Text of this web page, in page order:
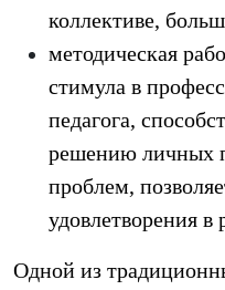
коллективе,
методическая
стимула в
педагога,
решению личных
проблем,
удовлетворения в
Одной из